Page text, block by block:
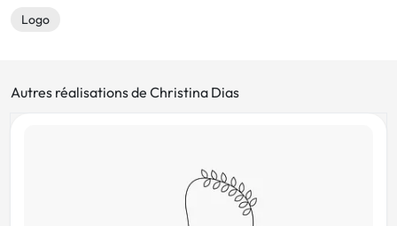
Logo
Autres réalisations de Christina Dias